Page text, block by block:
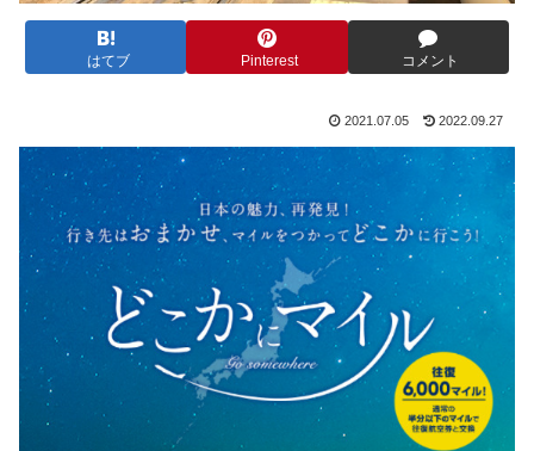
はてブ Pinterest コメント
2021.07.05 2022.09.27